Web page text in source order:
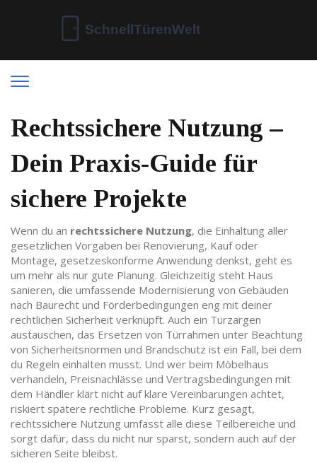
Rechtssichere Nutzung –
Dein Praxis‑Guide für
sichere Projekte
Wenn du an rechtssichere Nutzung, die Einhaltung aller
gesetzlichen Vorgaben bei Renovierung, Kauf oder
Montage, gesetzeskonforme Anwendung denkst, geht es
um mehr als nur gute Planung. Gleichzeitig steht Haus
sanieren, die umfassende Modernisierung von Gebäuden
nach Baurecht und Förderbedingungen eng mit deiner
rechtlichen Sicherheit verknüpft. Auch ein Türzargen
austauschen, das Ersetzen von Türrahmen unter Beachtung
von Sicherheitsnormen und Brandschutz ist ein Fall, bei dem
du Regeln einhalten musst. Und wer beim Möbelhaus
verhandeln, Preisnachlässe und Vertragsbedingungen mit
dem Händler klärt nicht auf klare Vereinbarungen achtet,
riskiert spätere rechtliche Probleme. Kurz gesagt,
rechtssichere Nutzung umfasst alle diese Teilbereiche und
sorgt dafür, dass du nicht nur sparst, sondern auch auf der
sicheren Seite bleibst.